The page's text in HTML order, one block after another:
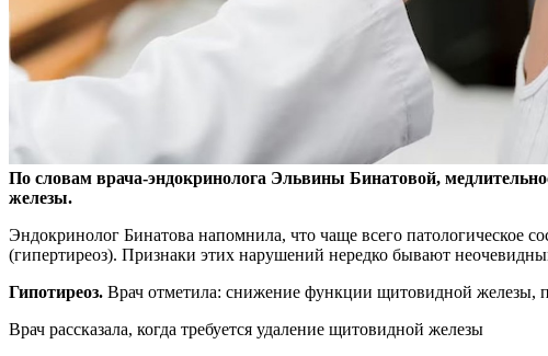
По словам врача-эндокринолога Эльвины Бинатовой,
железы.
Эндокринолог Бинатова напомнила, что чаще всего патологическое
(гипертиреоз). Признаки этих нарушений нередко бывают
Гипотиреоз. Врач отметила: снижение функции щитовидной железы,
Врач рассказала, когда требуется удаление щитовидной железы